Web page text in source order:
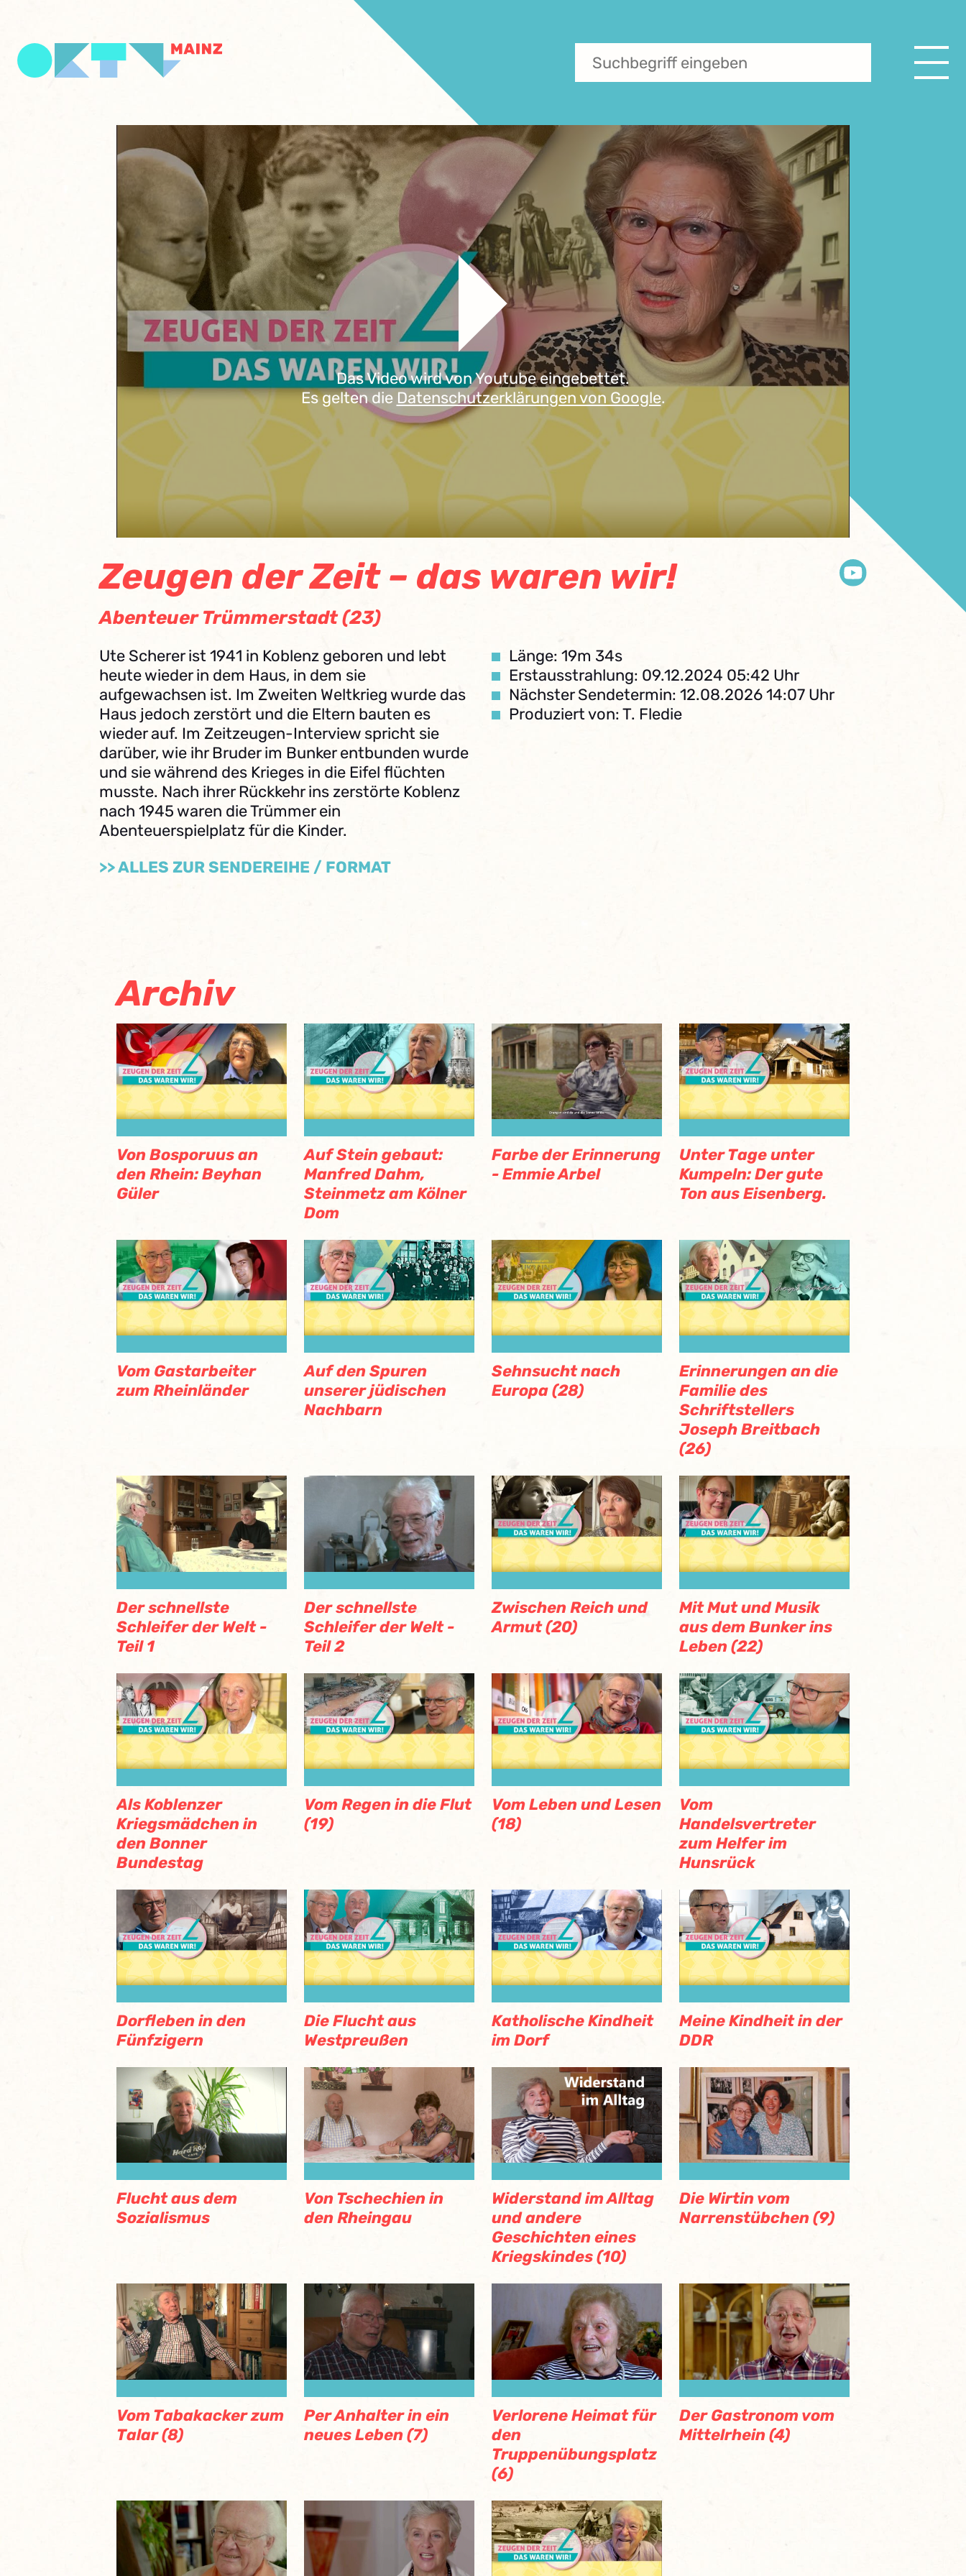
Das Video wird von Youtube eingebettet.
Es gelten die Datenschutzerklärungen von Google.
Zeugen der Zeit – das waren wir!
Abenteuer Trümmerstadt (23)
Ute Scherer ist 1941 in Koblenz geboren und lebt
heute wieder in dem Haus, in dem sie
aufgewachsen ist. Im Zweiten Weltkrieg wurde das
Haus jedoch zerstört und die Eltern bauten es
wieder auf. Im Zeitzeugen-Interview spricht sie
darüber, wie ihr Bruder im Bunker entbunden wurde
und sie während des Krieges in die Eifel flüchten
musste. Nach ihrer Rückkehr ins zerstörte Koblenz
nach 1945 waren die Trümmer ein
Abenteuerspielplatz für die Kinder.
>> ALLES ZUR SENDEREIHE / FORMAT
Länge: 19m 34s
Erstausstrahlung: 09.12.2024 05:42 Uhr
Nächster Sendetermin: 12.08.2026 14:07 Uhr
Produziert von: T. Fledie
Archiv
Von Bosporuus an
den Rhein: Beyhan
Güler
Auf Stein gebaut:
Manfred Dahm,
Steinmetz am Kölner
Dom
Farbe der Erinnerung
- Emmie Arbel
Unter Tage unter
Kumpeln: Der gute
Ton aus Eisenberg.
Vom Gastarbeiter
zum Rheinländer
Auf den Spuren
unserer jüdischen
Nachbarn
Sehnsucht nach
Europa (28)
Erinnerungen an die
Familie des
Schriftstellers
Joseph Breitbach
(26)
Der schnellste
Schleifer der Welt -
Teil 1
Der schnellste
Schleifer der Welt -
Teil 2
Zwischen Reich und
Armut (20)
Mit Mut und Musik
aus dem Bunker ins
Leben (22)
Als Koblenzer
Kriegsmädchen in
den Bonner
Bundestag
Vom Regen in die Flut
(19)
Vom Leben und Lesen
(18)
Vom
Handelsvertreter
zum Helfer im
Hunsrück
Dorfleben in den
Fünfzigern
Die Flucht aus
Westpreußen
Katholische Kindheit
im Dorf
Meine Kindheit in der
DDR
Flucht aus dem
Sozialismus
Von Tschechien in
den Rheingau
Widerstand im Alltag
und andere
Geschichten eines
Kriegskindes (10)
Die Wirtin vom
Narrenstübchen (9)
Vom Tabakacker zum
Talar (8)
Per Anhalter in ein
neues Leben (7)
Verlorene Heimat für
den
Truppenübungsplatz
(6)
Der Gastronom vom
Mittelrhein (4)